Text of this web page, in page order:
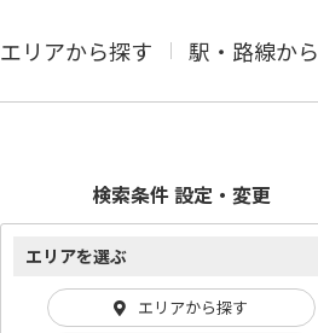
エリアから探す 駅・路線か
検索条件 設定・変更
エリアを選ぶ
エリアから探す